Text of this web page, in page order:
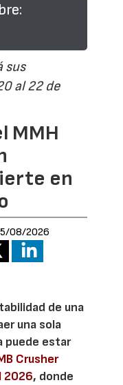
sus
al 22 de
MMH
en
08/2026
de una
una sola
puede estar
Crusher
2026, donde